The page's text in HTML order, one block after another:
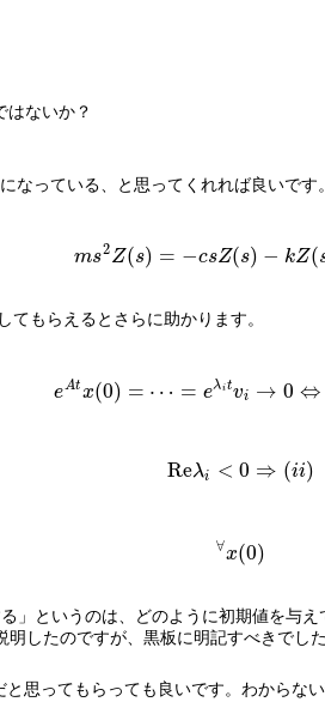
はないか？
っている、と思ってくれれば良いで
ms2Z(s) = −csZ(s) − kZ(
ms 2Z( s)=−csZ (s) −k Z(s)=
もらえるとさらに助かります。
eAt x(0) = ⋯ = eλitvi → 0 ⇔
eAt x (0) =⋯ =eλitvi →0 ⇔ Reλ
Reλi < 0 ⇒ (ii)
Re λi<0 ⇒(ii )
∀x(0)
∀x(0)
」というのは、どのように初期値を与
したのですが、黒板に明記すべきでし
思ってもらっても良いです。わからな